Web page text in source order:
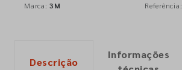
Marca:3M Referência:
Descrição
Informações